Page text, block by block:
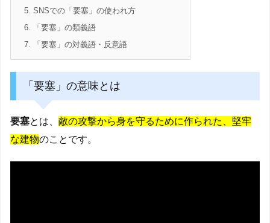
5. SNSでの「要塞」の使われ方
6. 「要塞」の類義語
7. 「要塞」の対義語・反意語
「要塞」の意味とは
要塞とは、 敵の攻撃から身を守るために作られた、堅牢
な建物のことです。